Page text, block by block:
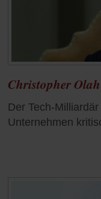
Christopher Olah
Der Tech-
Unternehmen